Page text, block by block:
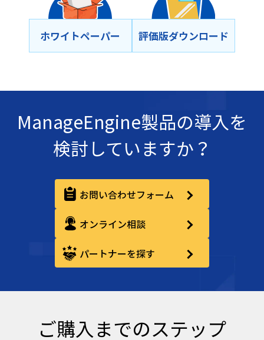
ホワイトペーパー 評価版ダウンロード
ManageEngine製品の導入を
検討していますか？
お問い合わせフォーム
オンライン相談
パートナーを探す
ご購入までのステップ